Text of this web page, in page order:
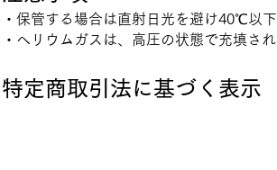
・保管する場合は直射日光を避け40℃以
・ヘリウムガスは、高圧の状態で充填さ
​特定商取引法に基づく表示